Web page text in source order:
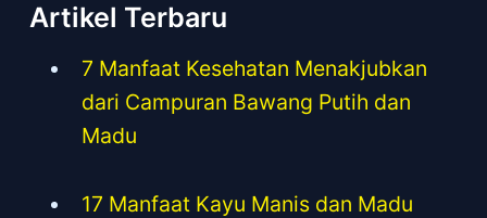
Artikel Terbaru
7 Manfaat Kesehatan Menakjubkan
dari Campuran Bawang Putih dan
Madu
17 Manfaat Kayu Manis dan Madu